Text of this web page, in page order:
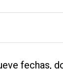
fechas,